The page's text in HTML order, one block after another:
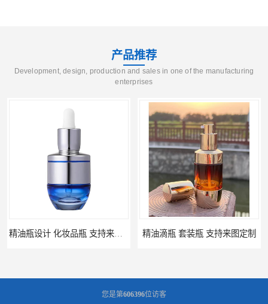
产品推荐
Development, design, production and sales in one of the manufacturing
enterprises
精油滴瓶 套装瓶 支持来图定制
您是第606396位访客